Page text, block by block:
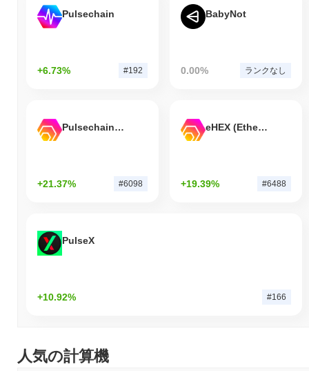
Pulsechain
+6.73% #192
BabyNot
0.00% ランクなし
Pulsechain Bridged HEX (Pulsechain)
+21.37% #6098
eHEX (Ethereum)
+19.39% #6488
PulseX
+10.92% #166
人気の計算機